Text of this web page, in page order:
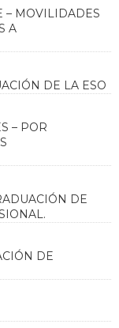
– MOVILIDADES
A
DE LA ESO
– POR
DE
DE